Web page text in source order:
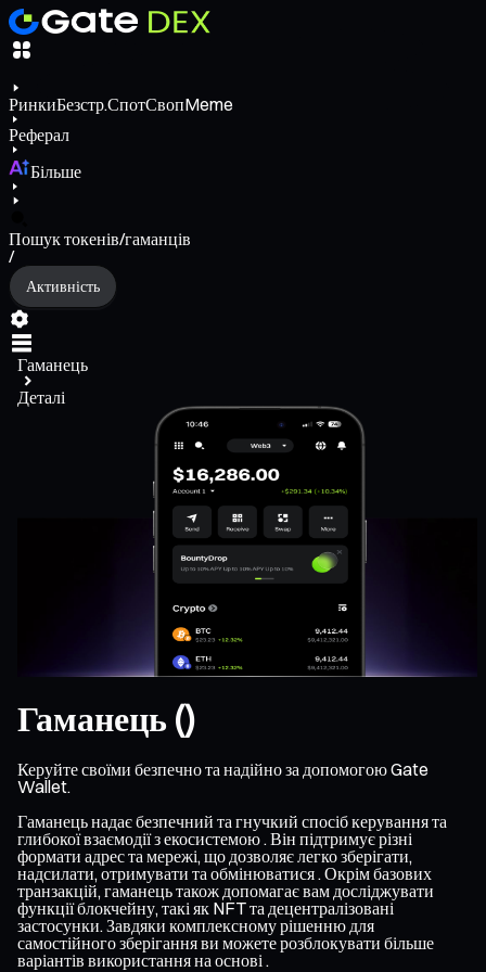
РинкиБезстр.СпотСвопMeme
Реферал
Більше
Пошук токенів/гаманців
/
Активність
Гаманець
Деталі
Гаманець ()
Керуйте своїми безпечно та надійно за допомогою Gate
Wallet.
Гаманець надає безпечний та гнучкий спосіб керування та
глибокої взаємодії з екосистемою . Він підтримує різні
формати адрес та мережі, що дозволяє легко зберігати,
надсилати, отримувати та обмінюватися . Окрім базових
транзакцій, гаманець також допомагає вам досліджувати
функції блокчейну, такі як NFT та децентралізовані
застосунки. Завдяки комплексному рішенню для
самостійного зберігання ви можете розблокувати більше
варіантів використання на основі .